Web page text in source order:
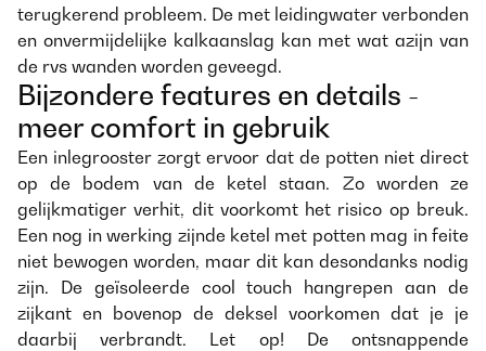
terugkerend probleem. De met leidingwater verbonden
en onvermijdelijke kalkaanslag kan met wat azijn van
de rvs wanden worden geveegd.
Bijzondere features en details -
meer comfort in gebruik
Een inlegrooster zorgt ervoor dat de potten niet direct
op de bodem van de ketel staan. Zo worden ze
gelijkmatiger verhit, dit voorkomt het risico op breuk.
Een nog in werking zijnde ketel met potten mag in feite
niet bewogen worden, maar dit kan desondanks nodig
zijn. De geïsoleerde cool touch hangrepen aan de
zijkant en bovenop de deksel voorkomen dat je je
daarbij verbrandt. Let op! De ontsnappende